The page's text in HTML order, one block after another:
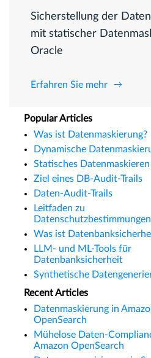
Sicherstellung der
mit statischer
Oracle
Erfahren Sie mehr
Popular Articles
Was ist Datenmaskierung?
Dynamische
Statisches Datenmaskieren
Ziel eines DB-Audit-Trails
Daten-Audit-Trails
Leitfaden zu
Datenschutzbestimmungen
Was ist
LLM- und ML-Tools für
Datenbanksicherheit
Synthetische
Recent Articles
Datenmaskierung in
OpenSearch
Mühelose Daten-
Amazon OpenSearch